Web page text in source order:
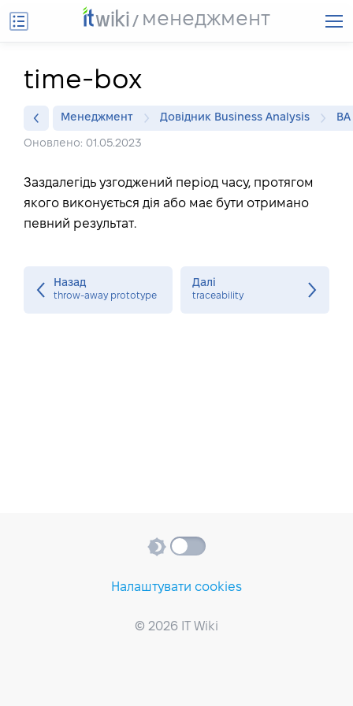
менеджмент
time-box
Менеджмент Довідник Business Analysis BA
Оновлено: 01.05.2023
Заздалегідь узгоджений період часу, протягом
якого виконується дія або має бути отримано
певний результат.
Назад
throw-away prototype
Далі
traceability
Налаштувати cookies
© 2026 IT Wiki